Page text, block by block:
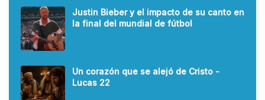
Justin Bieber y el impacto de su canto en
la final del mundial de fútbol
Un corazón que se alejó de Cristo -
Lucas 22